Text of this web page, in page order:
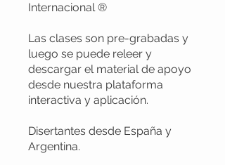
Internacional ®️
Las clases son pre-grabadas y
luego se puede releer y
descargar el material de apoyo
desde nuestra plataforma
interactiva y aplicación.
Disertantes desde España y
Argentina.